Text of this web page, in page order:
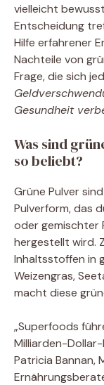
vielleicht
Entscheidung
Hilfe erfahrener
Nachteile von
Frage, die sich
Gesundheit
Was sind
so beliebt?
Grüne Pulver
Pulverform, das
oder gemischter
hergestellt wird.
Inhaltsstoffen in
Weizengras,
macht diese
„Superfoods
Milliarden-
Patricia Bannan,